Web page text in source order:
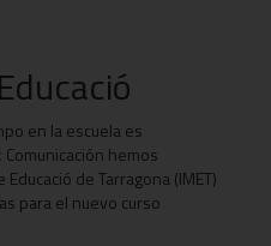
en la escuela es
hemos
de Tarragona (IMET)
para el nuevo curso